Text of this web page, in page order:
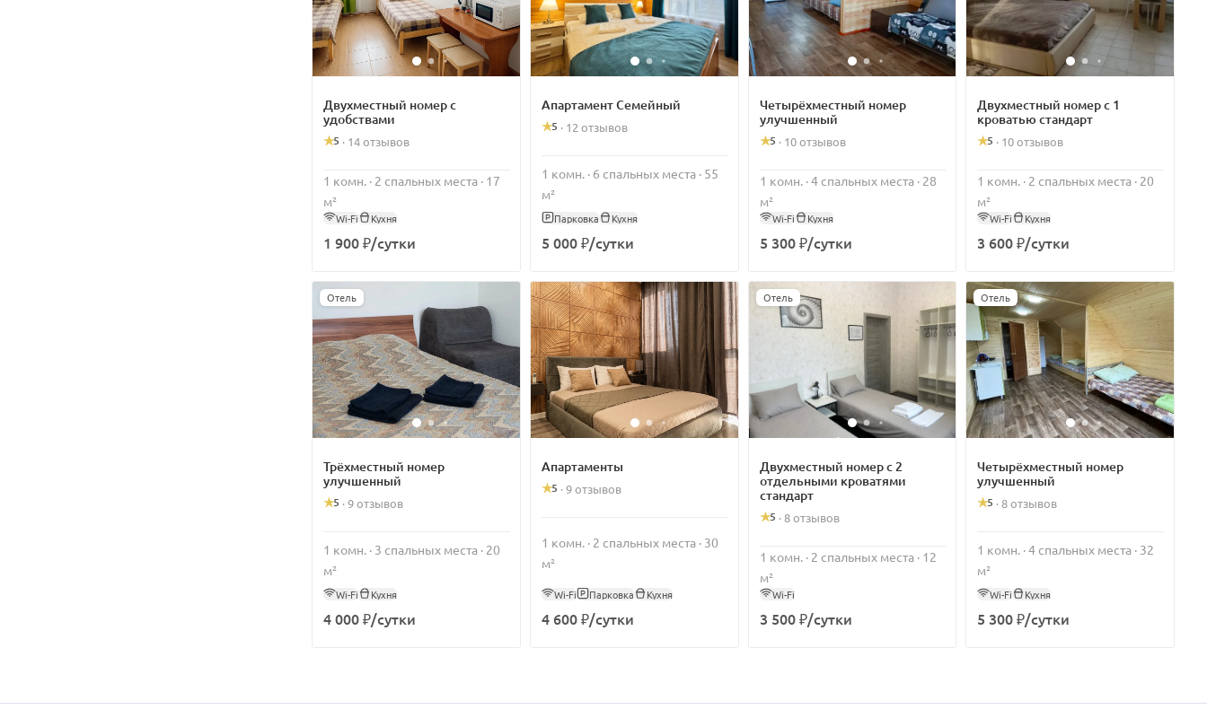
Двухместный номер с
удобствами
5 · 14 отзывов
1 комн. · 2 спальных места · 17
м²
Wi-Fi Кухня
1 900 ₽/сутки
Апартамент Семейный
5 · 12 отзывов
1 комн. · 6 спальных места · 55
м²
Парковка Кухня
5 000 ₽/сутки
Четырёхместный номер
улучшенный
5 · 10 отзывов
1 комн. · 4 спальных места · 28
м²
Wi-Fi Кухня
5 300 ₽/сутки
Двухместный номер с 1
кроватью стандарт
5 · 10 отзывов
1 комн. · 2 спальных места · 20
м²
Wi-Fi Кухня
3 600 ₽/сутки
Отель
Трёхместный номер
улучшенный
5 ·9 отзывов
1 комн. · 3 спальных места · 20
м²
Wi-Fi Кухня
4 000 ₽/сутки
Апартаменты
5 ·9 отзывов
1 комн. · 2 спальных места · 30
м²
Wi-Fi Парковка Кухня
4 600 ₽/сутки
Отель
Двухместный номер с 2
отдельными кроватями
стандарт
5 · 8 отзывов
1 комн. · 2 спальных места · 12
м²
Wi-Fi
3 500 ₽/сутки
Отель
Четырёхместный номер
улучшенный
5 · 8 отзывов
1 комн. · 4 спальных места · 32
м²
Wi-Fi Кухня
5 300 ₽/сутки